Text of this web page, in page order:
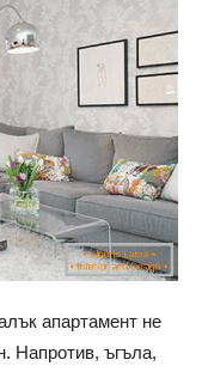
апартамент не
Напротив, ъгъла,